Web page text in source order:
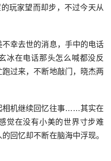
玩家望而却步，不过今天从
幸去世的消息，手中的电话
冰在电话那头怎么喊都没反
过来，不断地敲门，晓杰两
机继续回忆往事……其实在
觉在没有小美的世界寸步难
回忆却不断在脑海中浮现。